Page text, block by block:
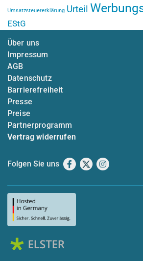
Umsatzsteuererklärung Urteil
EStG
Über uns
Impressum
AGB
Datenschutz
Barrierefreiheit
Presse
Preise
Partnerprogramm
Vertrag widerrufen
Folgen Sie uns Facebook
X Instagram